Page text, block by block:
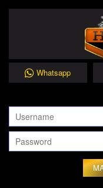
Whatsapp